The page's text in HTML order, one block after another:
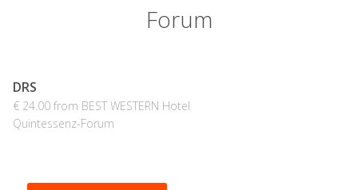
Forum
DRS
€ 24.00 from BEST WESTERN Hotel
Quintessenz-Forum